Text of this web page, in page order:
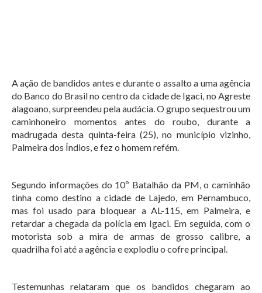
A ação de bandidos antes e durante o assalto a uma agência
do Banco do Brasil no centro da cidade de Igaci, no Agreste
alagoano, surpreendeu pela audácia. O grupo sequestrou um
caminhoneiro momentos antes do roubo, durante a
madrugada desta quinta-feira (25), no município vizinho,
Palmeira dos Índios, e fez o homem refém.
Segundo informações do 10º Batalhão da PM, o caminhão
tinha como destino a cidade de Lajedo, em Pernambuco,
mas foi usado para bloquear a AL-115, em Palmeira, e
retardar a chegada da polícia em Igaci. Em seguida, com o
motorista sob a mira de armas de grosso calibre, a
quadrilha foi até a agência e explodiu o cofre principal.
Testemunhas relataram que os bandidos chegaram ao